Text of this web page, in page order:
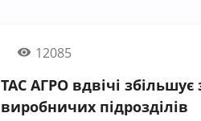
12085
ТАС АГРО вдвічі
виробничих підрозділів